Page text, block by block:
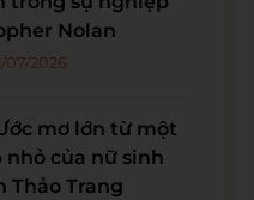
Nolan
07/2026
mơ lớn từ một
nhỏ của nữ sinh
Thảo Trang